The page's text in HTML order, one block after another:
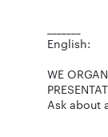
English:
WE
Ask about